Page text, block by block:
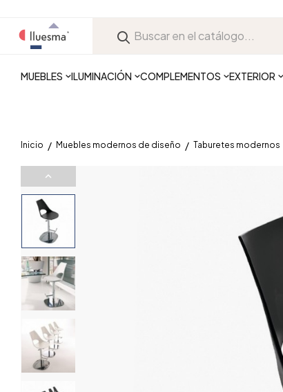
MUEBLES ILUMINACIÓN COMPLEMENTOS EXTERIOR
Inicio Muebles modernos de diseño Taburetes modernos